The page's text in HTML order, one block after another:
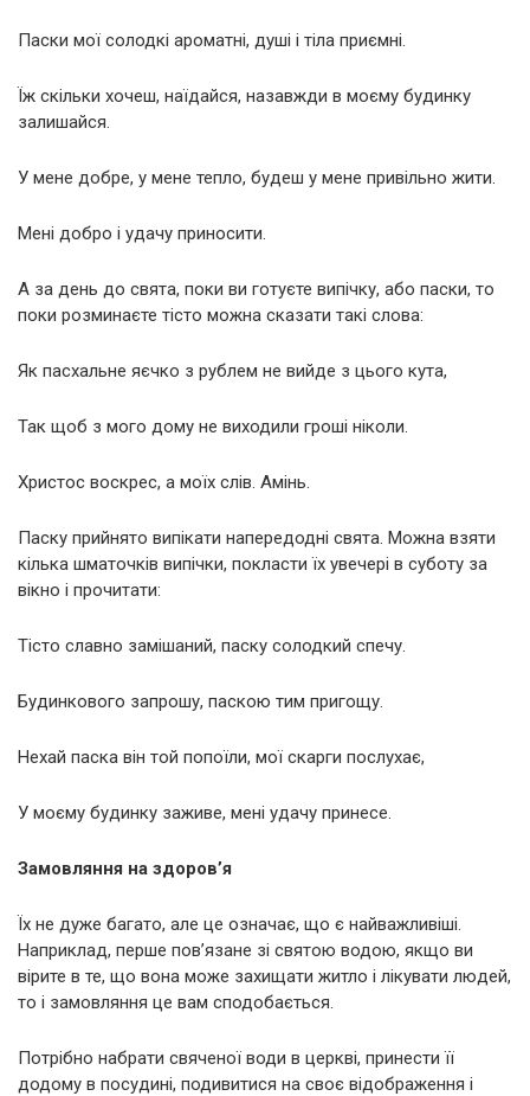
Паски мої солодкі ароматні, душі і тіла приємні.
Їж скільки хочеш, наїдайся, назавжди в моєму будинку
залишайся.
У мене добре, у мене тепло, будеш у мене привільно жити.
Мені добро і удачу приносити.
А за день до свята, поки ви готуєте випічку, або паски, то
поки розминаєте тісто можна сказати такі слова:
Як пасхальне яєчко з рублем не вийде з цього кута,
Так щоб з мого дому не виходили гроші ніколи.
Христос воскрес, а моїх слів. Амінь.
Паску прийнято випікати напередодні свята. Можна взяти
кілька шматочків випічки, покласти їх увечері в суботу за
вікно і прочитати:
Тісто славно замішаний, паску солодкий спечу.
Будинкового запрошу, паскою тим пригощу.
Нехай паска він той попоїли, мої скарги послухає,
У моєму будинку заживе, мені удачу принесе.
Замовляння на здоров’я
Їх не дуже багато, але це означає, що є найважливіші.
Наприклад, перше пов’язане зі святою водою, якщо ви
вірите в те, що вона може захищати житло і лікувати людей,
то і замовляння це вам сподобається.
Потрібно набрати свяченої води в церкві, принести її
додому в посудині, подивитися на своє відображення і